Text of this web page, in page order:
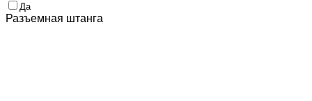
Да
Разъемная штанга